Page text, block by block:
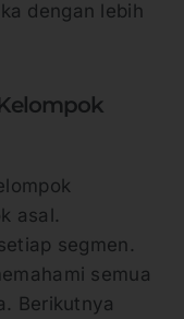
dengan lebih
asal.
segmen.
semua
Berikutnya